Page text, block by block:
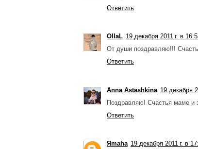
Ответить
OllaL 19 декабря 2011 г. в
От души поздравляю!!!
Ответить
Anna Astashkina 19 декабря
Поздравляю! Счастья маме и
Ответить
Яmaha 19 декабря 2011 г. в